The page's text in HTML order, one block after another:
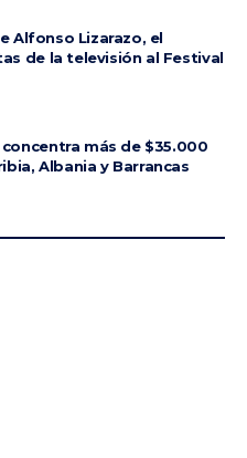
Alfonso Lizarazo, el
de la televisión al Festival
más de $35.000
Albania y Barrancas